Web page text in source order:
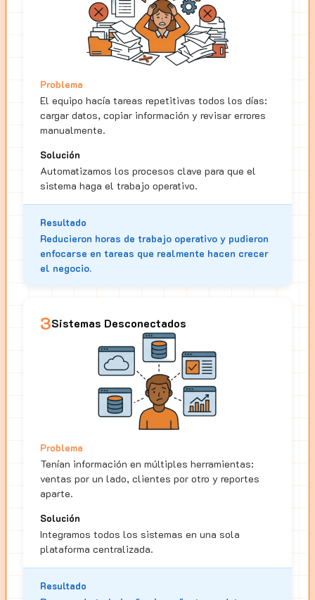
Problema
El equipo hacía tareas repetitivas todos los días:
cargar datos, copiar información y revisar errores
manualmente.
Solución
Automatizamos los procesos clave para que el
sistema haga el trabajo operativo.
Resultado
Reducieron horas de trabajo operativo y pudieron
enfocarse en tareas que realmente hacen crecer
el negocio.
3Sistemas Desconectados
Problema
Tenían información en múltiples herramientas:
ventas por un lado, clientes por otro y reportes
aparte.
Solución
Integramos todos los sistemas en una sola
plataforma centralizada.
Resultado